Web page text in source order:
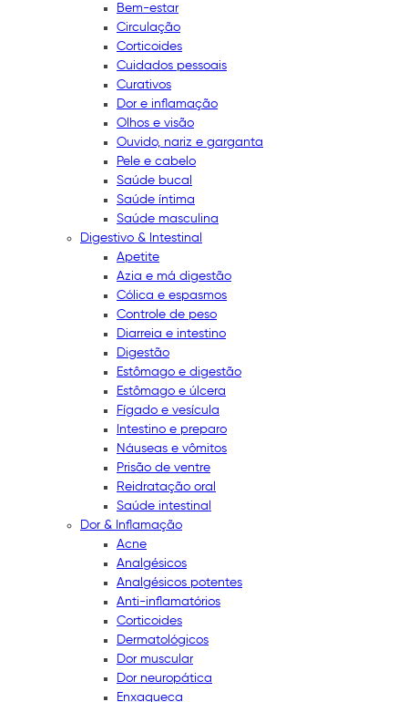
Bem-estar
Circulação
Corticoides
Cuidados pessoais
Curativos
Dor e inflamação
Olhos e visão
Ouvido, nariz e garganta
Pele e cabelo
Saúde bucal
Saúde íntima
Saúde masculina
Digestivo & Intestinal
Apetite
Azia e má digestão
Cólica e espasmos
Controle de peso
Diarreia e intestino
Digestão
Estômago e digestão
Estômago e úlcera
Fígado e vesícula
Intestino e preparo
Náuseas e vômitos
Prisão de ventre
Reidratação oral
Saúde intestinal
Dor & Inflamação
Acne
Analgésicos
Analgésicos potentes
Anti-inflamatórios
Corticoides
Dermatológicos
Dor muscular
Dor neuropática
Enxaqueca